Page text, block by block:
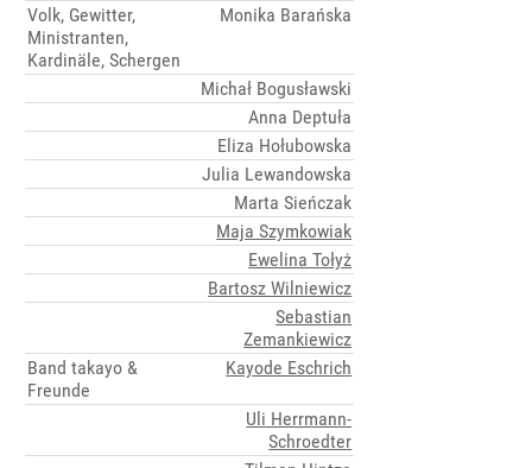
Volk, Gewitter,
Ministranten,
Kardinäle, Schergen
Monika Barańska
Michał Bogusławski
Anna Deptuła
Eliza Hołubowska
Julia Lewandowska
Marta Sieńczak
Maja Szymkowiak
Ewelina Tołyż
Bartosz Wilniewicz
Sebastian
Zemankiewicz
Band takayo &
Freunde
Kayode Eschrich
Uli Herrmann-
Schroedter